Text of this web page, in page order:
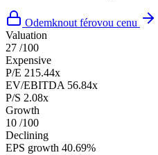
Odemknout férovou cenu
Valuation
27 /100
Expensive
P/E 215.44x
EV/EBITDA 56.84x
P/S 2.08x
Growth
10 /100
Declining
EPS growth 40.69%